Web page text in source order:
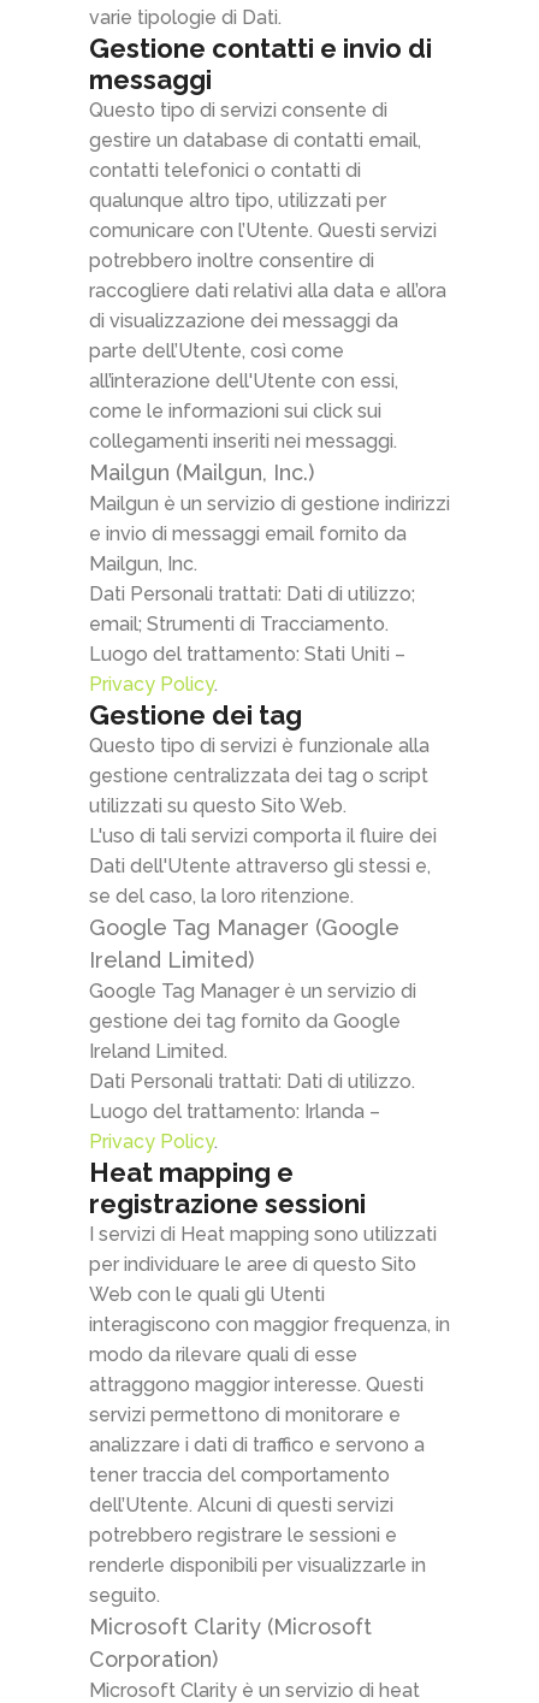
varie tipologie di Dati.
Gestione contatti e invio di
messaggi
Questo tipo di servizi consente di
gestire un database di contatti email,
contatti telefonici o contatti di
qualunque altro tipo, utilizzati per
comunicare con l’Utente. Questi servizi
potrebbero inoltre consentire di
raccogliere dati relativi alla data e all’ora
di visualizzazione dei messaggi da
parte dell’Utente, così come
all’interazione dell'Utente con essi,
come le informazioni sui click sui
collegamenti inseriti nei messaggi.
Mailgun (Mailgun, Inc.)
Mailgun è un servizio di gestione indirizzi
e invio di messaggi email fornito da
Mailgun, Inc.
Dati Personali trattati: Dati di utilizzo;
email; Strumenti di Tracciamento.
Luogo del trattamento: Stati Uniti –
Privacy Policy.
Gestione dei tag
Questo tipo di servizi è funzionale alla
gestione centralizzata dei tag o script
utilizzati su questo Sito Web.
L'uso di tali servizi comporta il fluire dei
Dati dell'Utente attraverso gli stessi e,
se del caso, la loro ritenzione.
Google Tag Manager (Google
Ireland Limited)
Google Tag Manager è un servizio di
gestione dei tag fornito da Google
Ireland Limited.
Dati Personali trattati: Dati di utilizzo.
Luogo del trattamento: Irlanda –
Privacy Policy.
Heat mapping e
registrazione sessioni
I servizi di Heat mapping sono utilizzati
per individuare le aree di questo Sito
Web con le quali gli Utenti
interagiscono con maggior frequenza, in
modo da rilevare quali di esse
attraggono maggior interesse. Questi
servizi permettono di monitorare e
analizzare i dati di traffico e servono a
tener traccia del comportamento
dell’Utente. Alcuni di questi servizi
potrebbero registrare le sessioni e
renderle disponibili per visualizzarle in
seguito.
Microsoft Clarity (Microsoft
Corporation)
Microsoft Clarity è un servizio di heat